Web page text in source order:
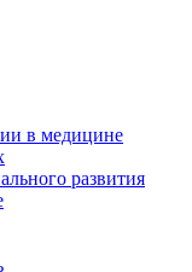
в медицине
развития